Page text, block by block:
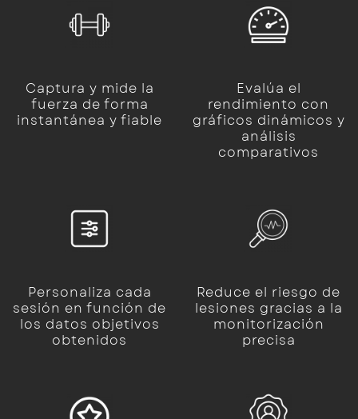
Captura y mide la
fuerza de forma
instantánea y fiable
Evalúa el
rendimiento con
gráficos dinámicos y
análisis
comparativos
Personaliza cada
sesión en función de
los datos objetivos
obtenidos
Reduce el riesgo de
lesiones gracias a la
monitorización
precisa